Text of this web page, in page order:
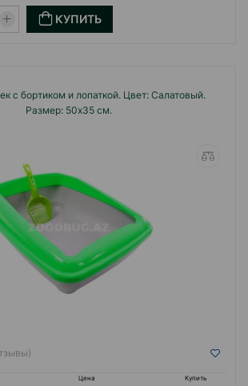
КУПИТЬ
с бортиком и лопаткой. Цвет: Салатовый.
Размер: 50х35 см.
Цена
Купить